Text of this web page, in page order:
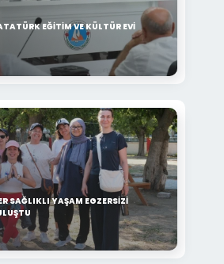
EĞİTİM VE KÜLTÜR EVİ
SAĞLIKLI YAŞAM EGZERSİZİ